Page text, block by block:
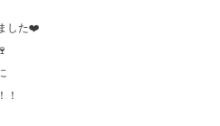
した❤️
！